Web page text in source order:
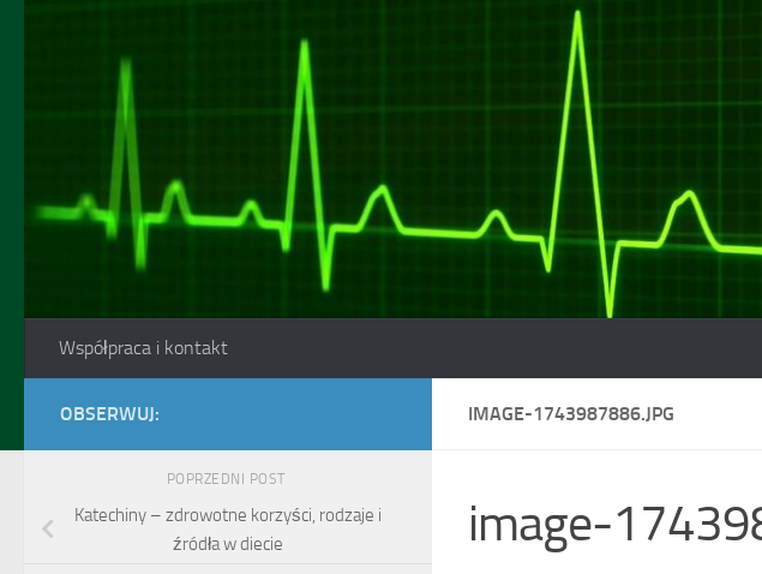
Współpraca i kontakt
IMAGE-1743987886.JPG
image-
OBSERWUJ:
POPRZEDNI POST
Katechiny – zdrowotne korzyści, rodzaje i
źródła w diecie